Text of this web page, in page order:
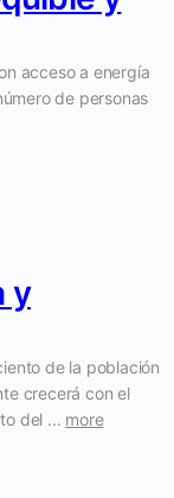
acceso a energía
de personas
y
de la población
crecerá con el
del ... more